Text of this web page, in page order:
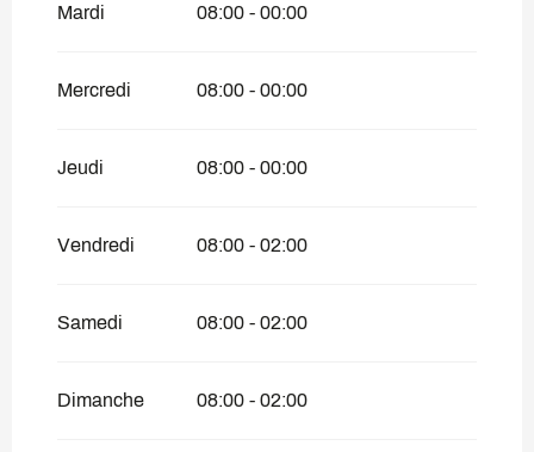
2026
Mardi 08:00 - 00:00
Mercredi 08:00 - 00:00
Jeudi 08:00 - 00:00
Vendredi 08:00 - 02:00
Samedi 08:00 - 02:00
Dimanche 08:00 - 02:00